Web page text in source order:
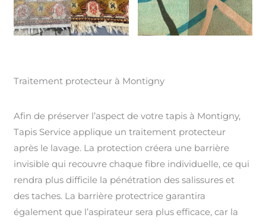
Traitement protecteur à Montigny
Afin de préserver l’aspect de votre tapis à Montigny,
Tapis Service applique un traitement protecteur
après le lavage. La protection créera une barrière
invisible qui recouvre chaque fibre individuelle, ce qui
rendra plus difficile la pénétration des salissures et
des taches. La barrière protectrice garantira
également que l’aspirateur sera plus efficace, car la